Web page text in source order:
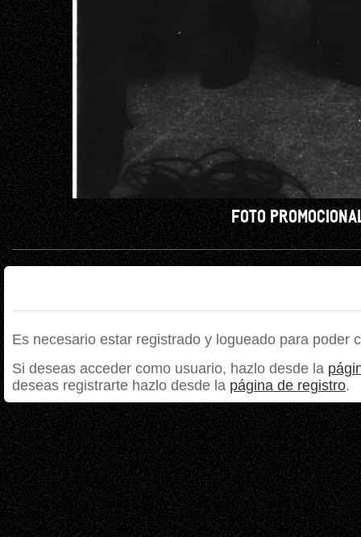
FOTO
Es necesario estar registrado y logueado para poder
Si deseas acceder como usuario, hazlo desde la
deseas registrarte hazlo desde la página de registro.